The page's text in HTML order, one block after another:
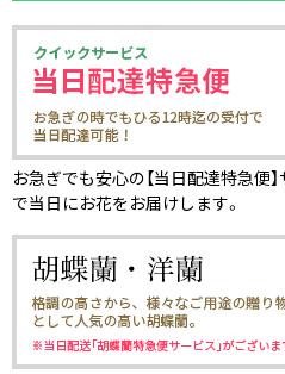
お急ぎでも安心の【当日配達特急便
で当日にお花をお届けします。